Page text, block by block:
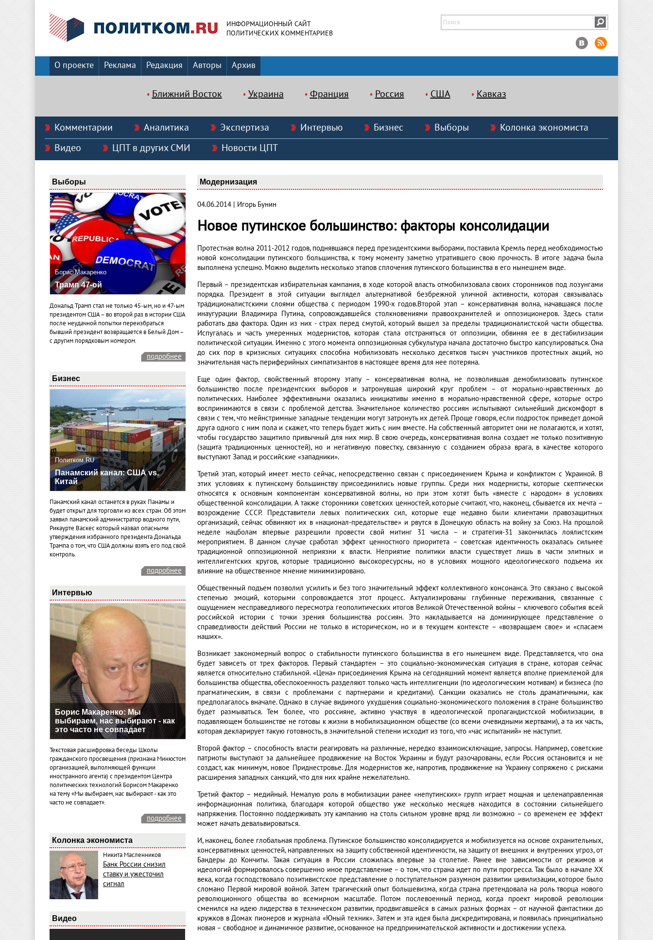
ИНФОРМАЦИОННЫЙ САЙТ
ПОЛИТИЧЕСКИХ КОММЕНТАРИЕВ
О проекте Реклама Редакция Авторы Архив
Ближний Восток Украина Франция Россия США Кавказ
Комментарии Аналитика Экспертиза Интервью Бизнес Выборы
Колонка экономиста
Видео
ЦПТ в других СМИ Новости ЦПТ
Выборы
Борис Макаренко
Трамп 47-ой
Дональд Трамп стал не только 45-ым, но и 47-ым
президентом США – во второй раз в истории США
после неудачной попытки переизбраться
бывший президент возвращается в Белый Дом –
с другим порядковым номером.
подробнее
Бизнес
Политком.RU
Панамский канал: США vs.
Китай
Панамский канал останется в руках Панамы и
будет открыт для торговли из всех стран. Об этом
заявил панамский администратор водного пути,
Рикаурте Васкес который назвал опасными
утверждения избранного президента Дональда
Трампа о том, что США должны взять его под свой
контроль.
подробнее
Интервью
Борис Макаренко: Мы
выбираем, нас выбирают - как
это часто не совпадает
Текстовая расшифровка беседы Школы
гражданского просвещения (признана Минюстом
организацией, выполняющей функции
иностранного агента) с президентом Центра
политических технологий Борисом Макаренко
на тему «Мы выбираем, нас выбирают - как это
часто не совпадает».
подробнее
Колонка экономиста
Никита Масленников
Банк России снизил
ставку и ужесточил
сигнал
Видео
Модернизация
04.06.2014 | Игорь Бунин
Новое путинское большинство: факторы консолидации
Протестная волна 2011-2012 годов, поднявшаяся перед президентскими выборами, поставила Кремль перед необходимостью
новой консолидации путинского большинства, к тому моменту заметно утратившего свою прочность. В итоге задача была
выполнена успешно. Можно выделить несколько этапов сплочения путинского большинства в его нынешнем виде.
Первый – президентская избирательная кампания, в ходе которой власть отмобилизовала своих сторонников под лозунгами
порядка. Президент в этой ситуации выглядел альтернативой безбрежной уличной активности, которая связывалась
традиционалистскими слоями общества с периодом 1990-х годов.Второй этап – консервативная волна, начавшаяся после
инаугурации Владимира Путина, сопровождавшейся столкновениями правоохранителей и оппозиционеров. Здесь стали
работать два фактора. Один из них - страх перед смутой, который вышел за пределы традиционалистской части общества.
Испугалась и часть умеренных модернистов, которая стала отстраняться от оппозиции, обвиняя ее в дестабилизации
политической ситуации. Именно с этого момента оппозиционная субкультура начала достаточно быстро капсулироваться. Она
до сих пор в кризисных ситуациях способна мобилизовать несколько десятков тысяч участников протестных акций, но
значительная часть периферийных симпатизантов в настоящее время для нее потеряна.
Еще один фактор, свойственный второму этапу – консервативная волна, не позволившая демобилизовать путинское
большинство после президентских выборов и затронувшая широкий круг проблем – от морально-нравственных до
политических. Наиболее эффективными оказались инициативы именно в морально-нравственной сфере, которые остро
воспринимаются в связи с проблемой детства. Значительное количество россиян испытывают сильнейший дискомфорт в
связи с тем, что мейнстримные западные тенденции могут затронуть их детей. Проще говоря, если подросток приведет домой
друга одного с ним пола и скажет, что теперь будет жить с ним вместе. На собственный авторитет они не полагаются, и хотят,
чтобы государство защитило привычный для них мир. В свою очередь, консервативная волна создает не только позитивную
(защита традиционных ценностей), но и негативную повестку, связанную с созданием образа врага, в качестве которого
выступают Запад и российские «западники».
Третий этап, который имеет место сейчас, непосредственно связан с присоединением Крыма и конфликтом с Украиной. В
этих условиях к путинскому большинству присоединились новые группы. Среди них модернисты, которые скептически
относятся к основным компонентам консервативной волны, но при этом хотят быть «вместе с народом» в условиях
общественной консолидации. А также сторонники советских ценностей, которые считают, что, наконец, сбывается их мечта –
возрождение СССР. Представители левых политических сил, которые еще недавно были клиентами правозащитных
организаций, сейчас обвиняют их в «национал-предательстве» и рвутся в Донецкую область на войну за Союз. На прошлой
неделе нацболам впервые разрешили провести свой митинг 31 числа – и стратегия-31 закончилась лоялистским
мероприятием. В данном случае сработал эффект ценностного приоритета – советская идентичность оказалась сильнее
традиционной оппозиционной неприязни к власти. Неприятие политики власти существует лишь в части элитных и
интеллигентских кругов, которые традиционно высокоресурсны, но в условиях мощного идеологического подъема их
влияние на общественное мнение минимизировано.
Общественный подъем позволил усилить и без того значительный эффект коллективного консонанса. Это связано с высокой
степенью эмоций, которыми сопровождается этот процесс. Актуализированы глубинные переживания, связанные с
ощущением несправедливого пересмотра геополитических итогов Великой Отечественной войны – ключевого события всей
российской истории с точки зрения большинства россиян. Это накладывается на доминирующее представление о
справедливости действий России не только в историческом, но и в текущем контексте – «возвращаем свое» и «спасаем
наших».
Возникает закономерный вопрос о стабильности путинского большинства в его нынешнем виде. Представляется, что она
будет зависеть от трех факторов. Первый стандартен – это социально-экономическая ситуация в стране, которая сейчас
является относительно стабильной. «Цена» присоединения Крыма на сегодняшний момент является вполне приемлемой для
большинства общества, обеспокоенность разделяют только часть интеллигенции (по идеологическим мотивам) и бизнеса (по
прагматическим, в связи с проблемами с партнерами и кредитами). Санкции оказались не столь драматичными, как
предполагалось вначале. Однако в случае видимого ухудшения социально-экономического положения в стране большинство
будет размываться. Тем более, что россияне, активно участвуя в идеологической пропагандистской мобилизации, в
подавляющем большинстве не готовы к жизни в мобилизационном обществе (со всеми очевидными жертвами), а та их часть,
которая декларирует такую готовность, в значительной степени исходит из того, что «час испытаний» не наступит.
Второй фактор – способность власти реагировать на различные, нередко взаимоисключащие, запросы. Например, советские
патриоты выступают за дальнейшее продвижение на Восток Украины и будут разочарованы, если Россия остановится и не
создаст, как минимум, новое Приднестровье. Для модернистов же, напротив, продвижение на Украину сопряжено с рисками
расширения западных санкций, что для них крайне нежелательно.
Третий фактор – медийный. Немалую роль в мобилизации ранее «непутинских» групп играет мощная и целенаправленная
информационная политика, благодаря которой общество уже несколько месяцев находится в состоянии сильнейшего
напряжения. Постоянно поддерживать эту кампанию на столь сильном уровне вряд ли возможно – со временем ее эффект
может начать девальвироваться.
И, наконец, более глобальная проблема. Путинское большинство консолидируется и мобилизуется на основе охранительных,
консервативных ценностей, направленных на защиту собственной идентичности, на защиту от внешних и внутренних угроз, от
Бандеры до Кончиты. Такая ситуация в России сложилась впервые за столетие. Ранее вне зависимости от режимов и
идеологий формировалось совершенно иное представление – о том, что страна идет по пути прогресса. Так было в начале ХХ
века, когда господствовало позитивистское представление о поступательном разумном развитии цивилизации, которое было
сломано Первой мировой войной. Затем трагический опыт большевизма, когда страна претендовала на роль творца нового
революционного общества во всемирном масштабе. Потом послевоенный период, когда проект мировой революции
сменился на идею лидерства в техническом развитии, продвигавшейся в самых разных формах – от научной фантастики до
кружков в Домах пионеров и журнала «Юный техник». Затем и эта идея была дискредитирована, и появилась принципиально
новая – свободное и динамичное развитие, основанное на предпринимательской активности и достижении успеха.